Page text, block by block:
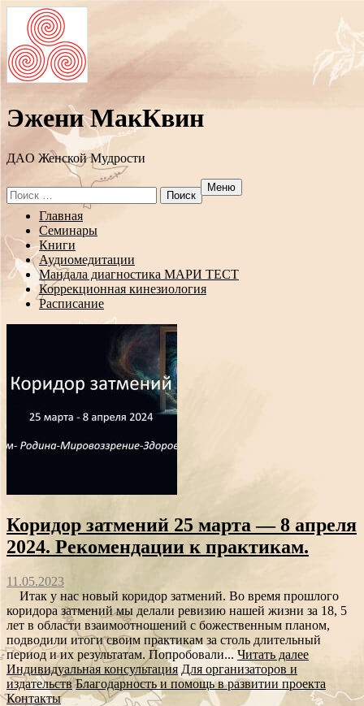
Эжени МакКвин
ДAO Женской Мудрости
Search
for:
Меню
Перейти
содержанию
Главная
Семинары
Книги
Аудиомедитации
Мандала диагностика МАРИ ТЕСТ
Коррекционная кинезиология
Расписание
Коридор затмений 25 марта — 8 апреля
2024. Рекомендации к практикам.
11.05.2023
Итак у нас новый коридор затмений. Во время прошлого
коридора затмений мы делали ревизию нашей жизни за 18, 5
лет в области взаимоотношений с божественным планом,
подводили итоги своим практикам за столь длительный
период и их результатам. Попробовали...Читать далее
Индивидуальная консультация Для организаторов и
издательств Благодарность и помощь в развитии проекта
Контакты